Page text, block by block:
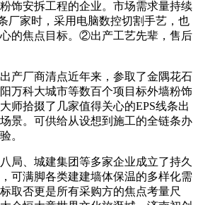
饰安拆工程的企业。市场需求量持续
厂家时，采用电脑数控切割手艺，也
的焦点目标。②出产工艺先辈，售后
厂商清点近年来，参取了金隅花石
万科大城市等数百个项目标外墙粉饰
师拾掇了几家值得关心的EPS线条出
景。可供给从设想到施工的全链条办
。
、城建集团等多家企业成立了持久
可满脚各类建建墙体保温的多样化需
取否更是所有采购方的焦点考量尺